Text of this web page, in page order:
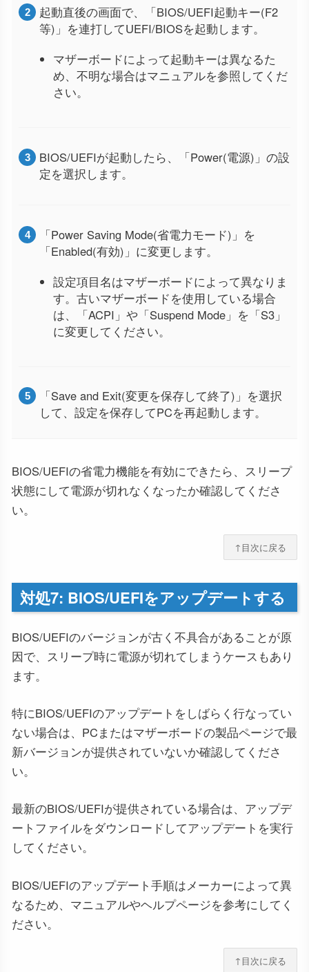
起動直後の画面で、「BIOS/UEFI起動キー(F2
等)」を連打してUEFI/BIOSを起動します。
マザーボードによって起動キーは異なるた
め、不明な場合はマニュアルを参照してくだ
さい。
BIOS/UEFIが起動したら、「Power(電源)」の設
定を選択します。
「Power Saving Mode(省電力モード)」を
「Enabled(有効)」に変更します。
設定項目名はマザーボードによって異なりま
す。古いマザーボードを使用している場合
は、「ACPI」や「Suspend Mode」を「S3」
に変更してください。
「Save and Exit(変更を保存して終了)」を選択
して、設定を保存してPCを再起動します。
BIOS/UEFIの省電力機能を有効にできたら、スリープ
状態にして電源が切れなくなったか確認してくださ
い。
↑目次に戻る
対処7: BIOS/UEFIをアップデートする
BIOS/UEFIのバージョンが古く不具合があることが原
因で、スリープ時に電源が切れてしまうケースもあり
ます。
特にBIOS/UEFIのアップデートをしばらく行なってい
ない場合は、PCまたはマザーボードの製品ページで最
新バージョンが提供されていないか確認してくださ
い。
最新のBIOS/UEFIが提供されている場合は、アップデ
ートファイルをダウンロードしてアップデートを実行
してください。
BIOS/UEFIのアップデート手順はメーカーによって異
なるため、マニュアルやヘルプページを参考にしてく
ださい。
↑目次に戻る